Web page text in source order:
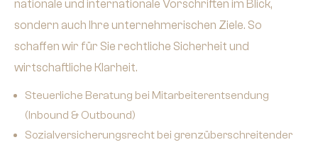
nationale und internationale Vorschriften im Blick,
sondern auch Ihre unternehmerischen Ziele. So
schaffen wir für Sie rechtliche Sicherheit und
wirtschaftliche Klarheit.
Steuerliche Beratung bei Mitarbeiterentsendung
(Inbound & Outbound)
Sozialversicherungsrecht bei grenzüberschreitender